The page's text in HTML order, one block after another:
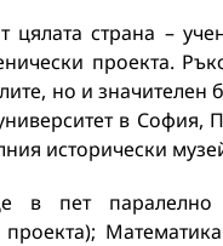
цялата страна –
проекта.
но и
в София,
исторически
в пет